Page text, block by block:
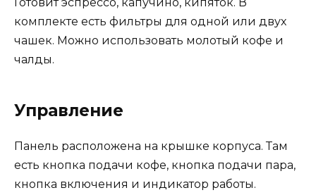
комплекте есть фильтры для одной или двух
чашек. Можно использовать молотый кофе и
чалды.
Управление
Панель расположена на крышке корпуса. Там
есть кнопка подачи кофе, кнопка подачи пара,
кнопка включения и индикатор работы.